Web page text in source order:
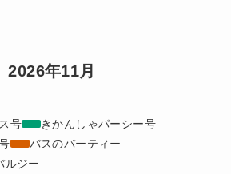
2026年11月
号
きかんしゃパーシー号
バスのバーティー
ルジー